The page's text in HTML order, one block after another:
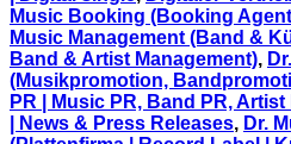
Music Booking (Booking
Music Management (Band &
Band & Artist Management),
(Musikpromotion,
PR | Music PR, Band PR, Artist
| News & Press Releases, Dr.